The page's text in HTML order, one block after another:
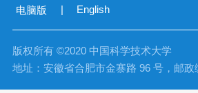
电脑版 English
版权所有 ©2020 中国科学技术大学
地址：安徽省合肥市金寨路 96 号，邮政